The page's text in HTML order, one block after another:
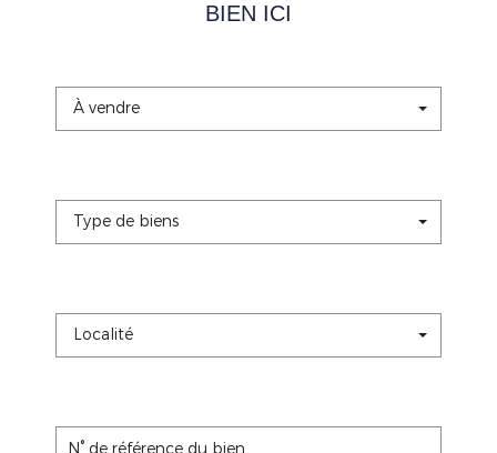
BIEN ICI
À vendre
Type de biens
Localité